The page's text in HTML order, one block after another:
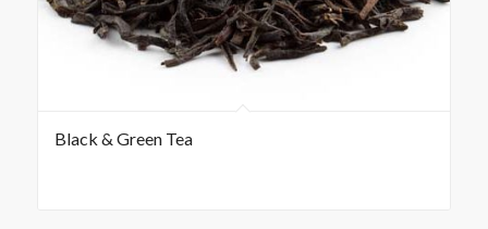
Black & Green Tea